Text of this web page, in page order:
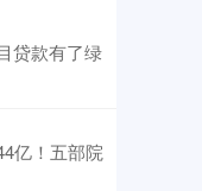
贷款有了绿
亿！五部院